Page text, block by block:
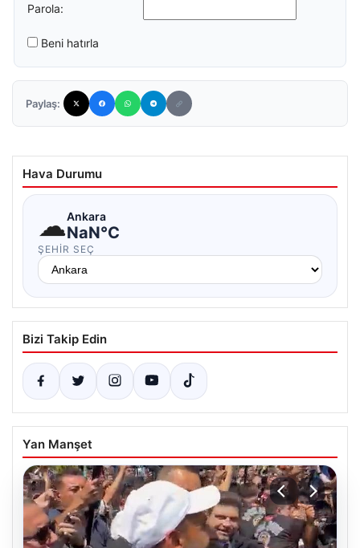
Parola:
Beni hatırla
Paylaş:
Hava Durumu
☁Ankara
NaN°C
ŞEHIR SEÇ
Bizi Takip Edin
Yan Manşet